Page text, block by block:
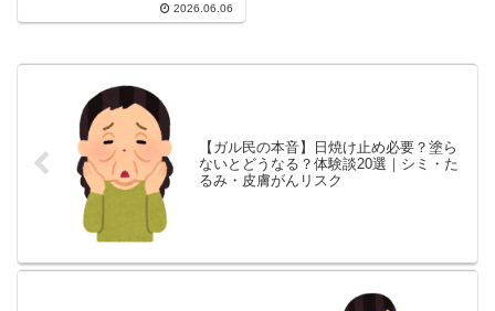
を夢見る本当の理由」「なれるた
22選をまとめました。30-40代の
母親世代必読！
2026.06.06
【ガル民の本音】日焼け止め必要？塗ら
ないとどうなる？体験談20選｜シミ・た
るみ・皮膚がんリスク